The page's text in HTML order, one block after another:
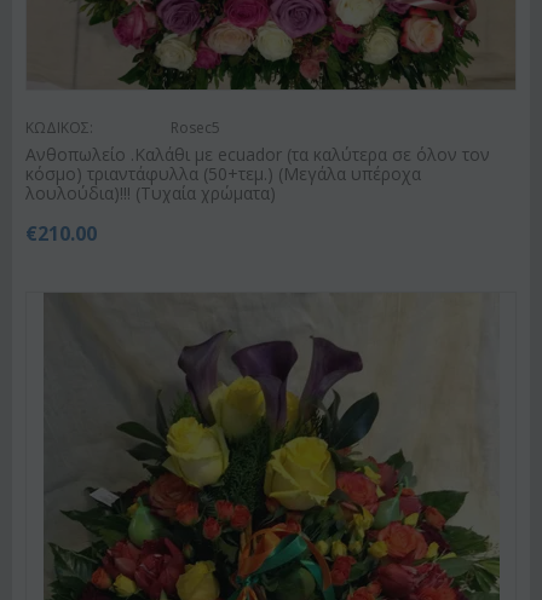
ΚΩΔΙΚΟΣ: Rosec5
Ανθοπωλείο .Καλάθι με ecuador (τα καλύτερα σε όλον τον
κόσμο) τριαντάφυλλα (50+τεμ.) (Μεγάλα υπέροχα
λουλούδια)!!! (Τυχαία χρώματα)
€210.00